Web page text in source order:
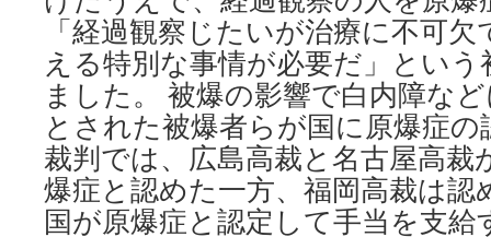
「経過観察じたいが治療に不可
える特別な事情が必要だ」とい
ました。 被爆の影響で白内障な
とされた被爆者らが国に原爆症
裁判では、広島高裁と名古屋高裁
爆症と認めた一方、福岡高裁は
国が原爆症と認定して手当を支